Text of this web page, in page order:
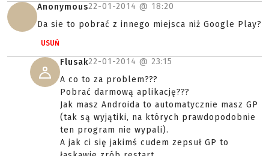
Anonymous22-01-2014 @ 18:20
Da sie to pobrać z innego miejsca niż Google Play?
USUŃ
Flusak22-01-2014 @ 23:15
A co to za problem???
Pobrać darmową aplikację???
Jak masz Androida to automatycznie masz GP
(tak są wyjątiki, na których prawdopodobnie
ten program nie wypali).
A jak ci się jakimś cudem zepsuł GP to